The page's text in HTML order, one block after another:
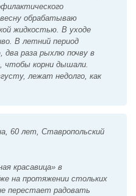
обрабатываю
жидкостью. В уходе
В летний период
два раза рыхлю почву в
чтобы корни дышали.
лежат недолго, как
60 лет, Ставропольский
красавица» в
на протяжении стольких
перестает радовать